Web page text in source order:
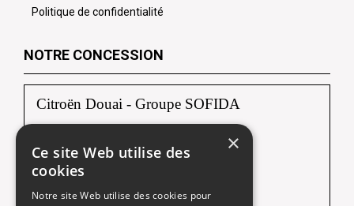
Politique de confidentialité
NOTRE CONCESSION
Citroën Douai - Groupe SOFIDA
59187 DECHY
Tél :03 27 94 35 70
×
Ce site Web utilise des
cookies
Notre site Web utilise des cookies pour